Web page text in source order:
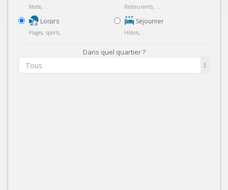
Mode, ...
Loisirs
Plages, sports, ...
Restaurants, ...
Séjourner
Hôtels, ...
Dans quel quartier ?
Tous